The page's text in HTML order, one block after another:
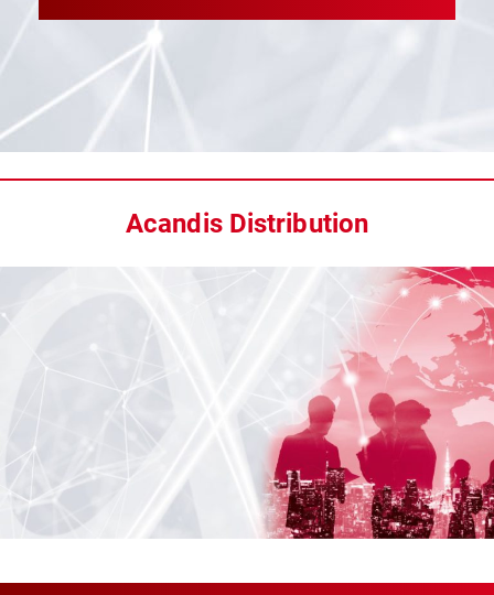
Acandis Distribution